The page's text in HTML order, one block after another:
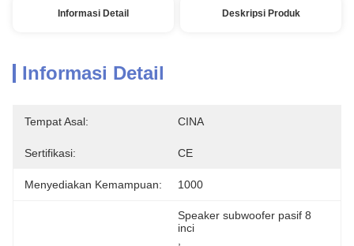
Informasi Detail Deskripsi Produk
Informasi Detail
Tempat Asal: CINA
Sertifikasi: CE
Menyediakan Kemampuan: 1000
Speaker subwoofer pasif 8
inci